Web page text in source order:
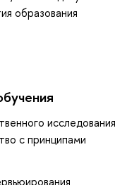
образования
исследования
с принципами